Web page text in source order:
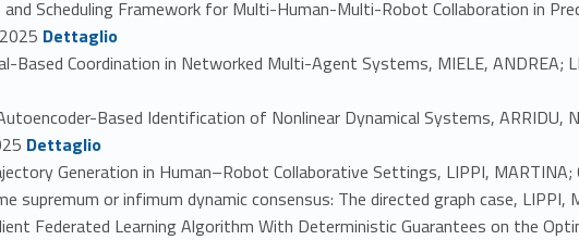
Scheduling Framework for Multi-Human-Multi-Robot Collaboration in
Link identifier #identifier_person_124410-5
Dettaglio
Coordination in Networked Multi-Agent Systems, MIELE, ANDREA;
Based Identification of Nonlinear Dynamical Systems, ARRIDU,
Link identifier #identifier_person_68618-7
Dettaglio
Generation in Human–Robot Collaborative Settings, LIPPI, MARTINA;
or infimum dynamic consensus: The directed graph case, LIPPI,
Federated Learning Algorithm With Deterministic Guarantees on the